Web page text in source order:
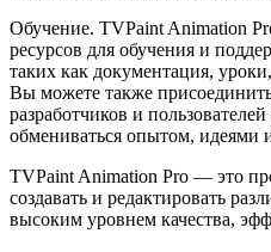
Обучение. TVPaint Animation
ресурсов для обучения и
таких как документация,
Вы можете также
разработчиков и
обмениваться опытом, идеями
TVPaint Animation Pro — это
создавать и редактировать
высоким уровнем качества,